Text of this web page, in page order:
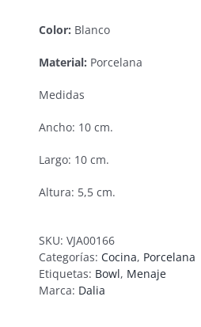
Color: Blanco
Material: Porcelana
Medidas
Ancho: 10 cm.
Largo: 10 cm.
Altura: 5,5 cm.
SKU: VJA00166
Categorías: Cocina, Porcelana
Etiquetas: Bowl, Menaje
Marca: Dalia